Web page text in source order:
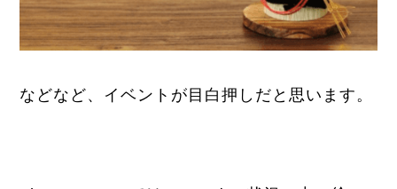
などなど、イベントが目白押しだと思います。